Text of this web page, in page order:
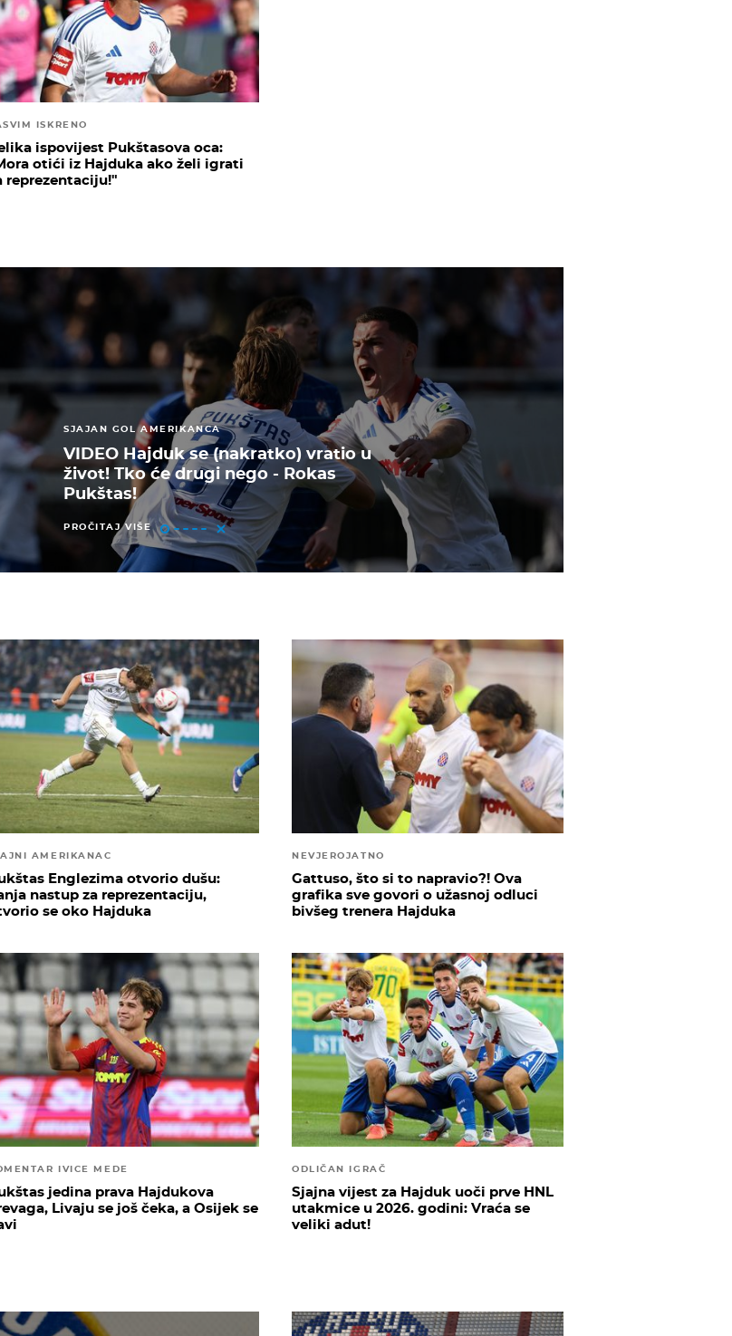
ISKRENO
ispovijest Pukštasova oca:
otići iz Hajduka ako želi igrati
reprezentaciju!"
SJAJAN GOL AMERIKANCA
VIDEO Hajduk se (nakratko) vratio u
život! Tko će drugi nego - Rokas
Pukštas!
PROČITAJ VIŠE
AMERIKANAC
Englezima otvorio dušu:
nastup za reprezentaciju,
se oko Hajduka
NEVJEROJATNO
Gattuso, što si to napravio?! Ova
grafika sve govori o užasnoj odluci
bivšeg trenera Hajduka
IVICE MEDE
jedina prava Hajdukova
Livaju se još čeka, a Osijek se
ODLIČAN IGRAČ
Sjajna vijest za Hajduk uoči prve HNL
utakmice u 2026. godini: Vraća se
veliki adut!